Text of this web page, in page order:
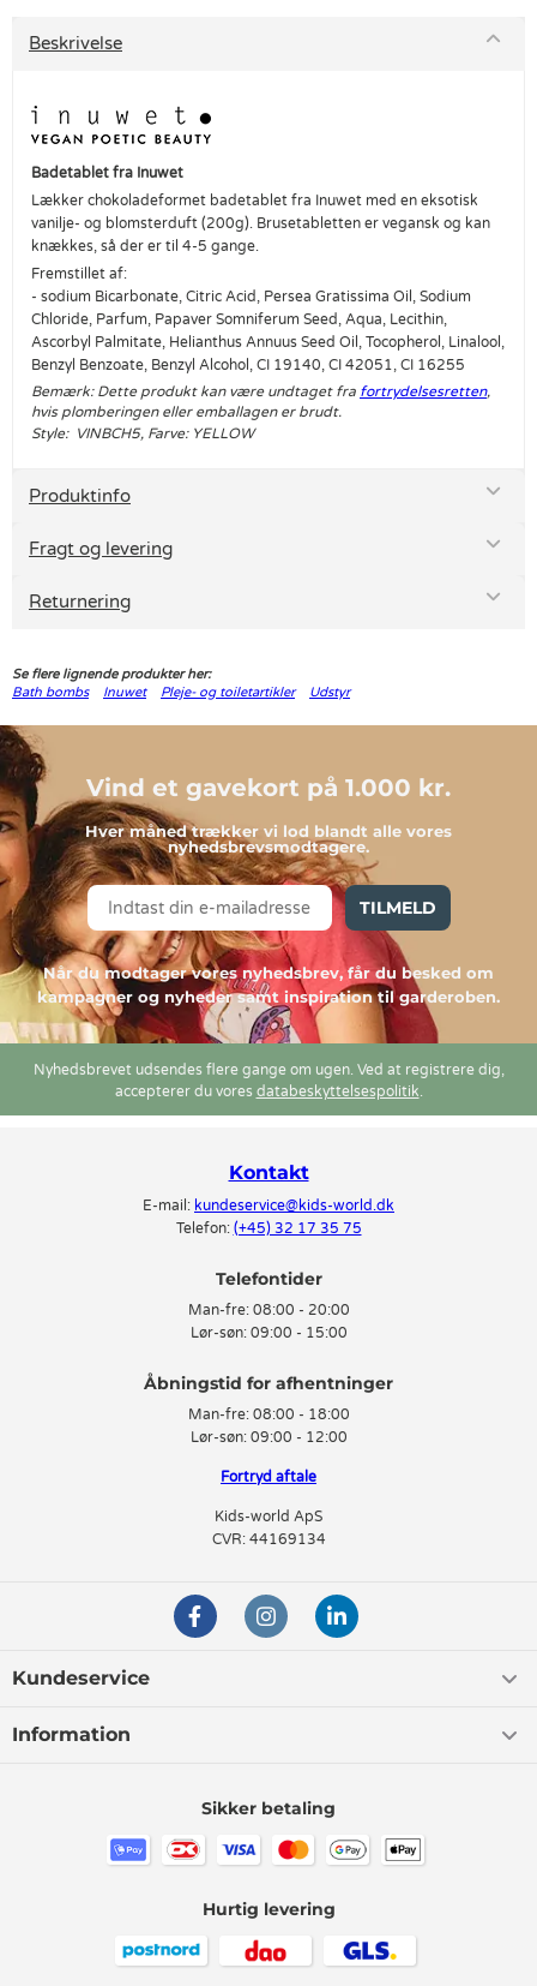
Beskrivelse
Badetablet fra Inuwet
Lækker chokoladeformet badetablet fra Inuwet med en eksotisk
vanilje- og blomsterduft (200g). Brusetabletten er vegansk og kan
knækkes, så der er til 4-5 gange.
Fremstillet af:
- sodium Bicarbonate, Citric Acid, Persea Gratissima Oil, Sodium
Chloride, Parfum, Papaver Somniferum Seed, Aqua, Lecithin,
Ascorbyl Palmitate, Helianthus Annuus Seed Oil, Tocopherol, Linalool,
Benzyl Benzoate, Benzyl Alcohol, CI 19140, CI 42051, CI 16255
Bemærk: Dette produkt kan være undtaget fra fortrydelsesretten,
hvis plomberingen eller emballagen er brudt.
Style: VINBCH5, Farve: YELLOW
Produktinfo
Fragt og levering
Returnering
Se flere lignende produkter her:
Bath bombs
Inuwet Pleje- og toiletartikler Udstyr
Vind et gavekort på 1.000 kr.
Hver måned trækker vi lod blandt alle vores
nyhedsbrevsmodtagere.
TILMELD
Når du modtager vores nyhedsbrev, får du besked om
kampagner og nyheder samt inspiration til garderoben.
Nyhedsbrevet udsendes flere gange om ugen. Ved at registrere dig,
accepterer du vores databeskyttelsespolitik.
Kontakt
E-mail: kundeservice@kids-world.dk
Telefon: (+45) 32 17 35 75
Telefontider
Man-fre: 08:00 - 20:00
Lør-søn: 09:00 - 15:00
Man-fre: 08:00 - 18:00
Lør-søn: 09:00 - 12:00
Fortryd aftale
Kids-world ApS
CVR: 44169134
Kundeservice
Information
Sikker betaling
Hurtig levering